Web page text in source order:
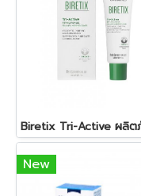
New